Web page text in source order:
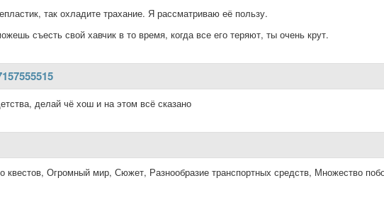
так охладите трахание. Я рассматриваю её пользу.
съесть свой хавчик в то время, когда все его теряют, ты очень крут.
делай чё хош и на этом всё сказано
квестов, Огромный мир, Сюжет, Разнообразие транспортных средств, Множество